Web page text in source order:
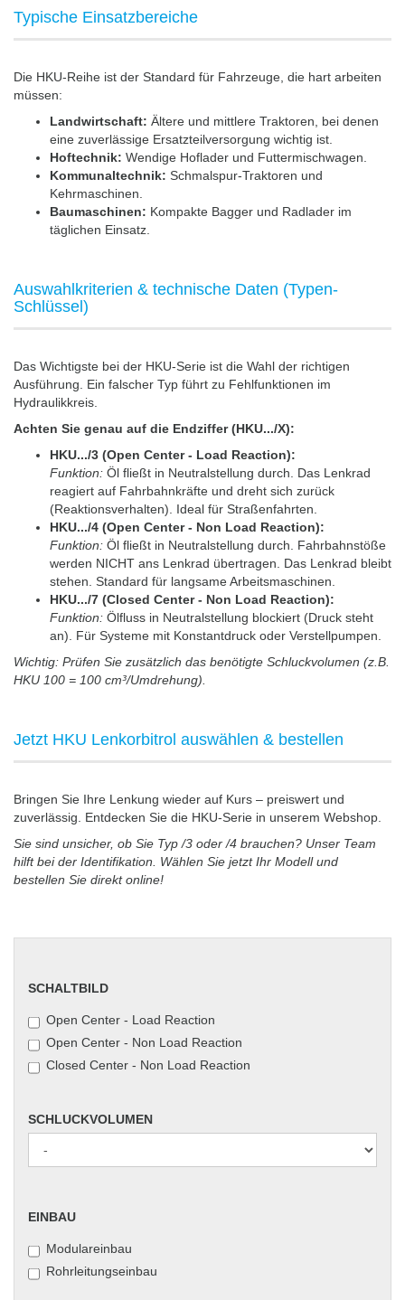
Typische Einsatzbereiche
Die HKU-Reihe ist der Standard für Fahrzeuge, die hart arbeiten
müssen:
Landwirtschaft: Ältere und mittlere Traktoren, bei denen
eine zuverlässige Ersatzteilversorgung wichtig ist.
Hoftechnik: Wendige Hoflader und Futtermischwagen.
Kommunaltechnik: Schmalspur-Traktoren und
Kehrmaschinen.
Baumaschinen: Kompakte Bagger und Radlader im
täglichen Einsatz.
Auswahlkriterien & technische Daten (Typen-
Schlüssel)
Das Wichtigste bei der HKU-Serie ist die Wahl der richtigen
Ausführung. Ein falscher Typ führt zu Fehlfunktionen im
Hydraulikkreis.
Achten Sie genau auf die Endziffer (HKU.../X):
HKU.../3 (Open Center - Load Reaction):
Funktion: Öl fließt in Neutralstellung durch. Das Lenkrad
reagiert auf Fahrbahnkräfte und dreht sich zurück
(Reaktionsverhalten). Ideal für Straßenfahrten.
HKU.../4 (Open Center - Non Load Reaction):
Funktion: Öl fließt in Neutralstellung durch. Fahrbahnstöße
werden NICHT ans Lenkrad übertragen. Das Lenkrad bleibt
stehen. Standard für langsame Arbeitsmaschinen.
HKU.../7 (Closed Center - Non Load Reaction):
Funktion: Ölfluss in Neutralstellung blockiert (Druck steht
an). Für Systeme mit Konstantdruck oder Verstellpumpen.
Wichtig: Prüfen Sie zusätzlich das benötigte Schluckvolumen (z.B.
HKU 100 = 100 cm³/Umdrehung).
Jetzt HKU Lenkorbitrol auswählen & bestellen
Bringen Sie Ihre Lenkung wieder auf Kurs – preiswert und
zuverlässig. Entdecken Sie die HKU-Serie in unserem Webshop.
Sie sind unsicher, ob Sie Typ /3 oder /4 brauchen? Unser Team
hilft bei der Identifikation. Wählen Sie jetzt Ihr Modell und
bestellen Sie direkt online!
SCHALTBILD
SCHALTBILD
Open Center - Load Reaction
Open Center - Non Load Reaction
Closed Center - Non Load Reaction
SCHLUCKVOLUMEN
SCHLUCKVOLUMEN
EINBAU
EINBAU
Modulareinbau
Rohrleitungseinbau